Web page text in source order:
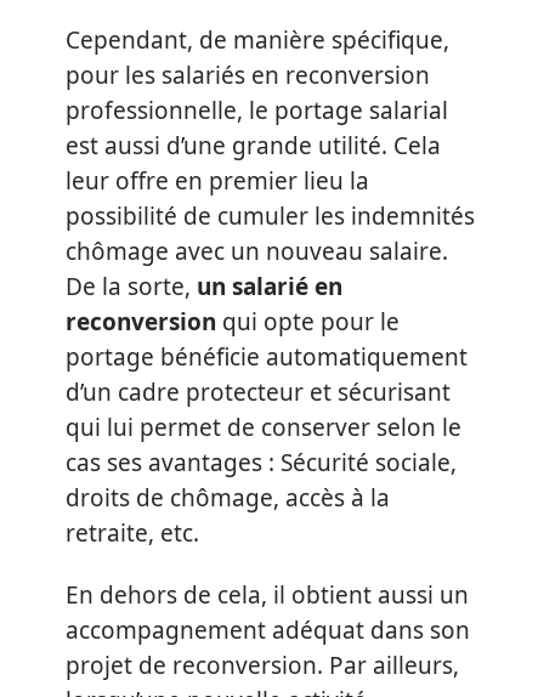
Cependant, de manière spécifique,
pour les salariés en reconversion
professionnelle, le portage salarial
est aussi d’une grande utilité. Cela
leur offre en premier lieu la
possibilité de cumuler les indemnités
chômage avec un nouveau salaire.
De la sorte, un salarié en
reconversion qui opte pour le
portage bénéficie automatiquement
d’un cadre protecteur et sécurisant
qui lui permet de conserver selon le
cas ses avantages : Sécurité sociale,
droits de chômage, accès à la
retraite, etc.
En dehors de cela, il obtient aussi un
accompagnement adéquat dans son
projet de reconversion. Par ailleurs,